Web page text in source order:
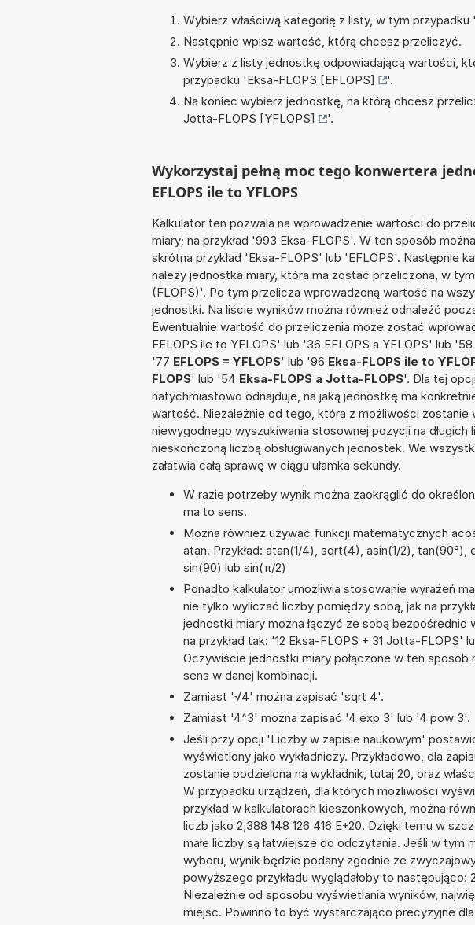
Wybierz właściwą kategorię z listy, w tym przypadku '
Następnie wpisz wartość, którą chcesz przeliczyć.
Wybierz z listy jednostkę odpowiadającą wartości,
przypadku 'Eksa-FLOPS [EFLOPS]
'.
Na koniec wybierz jednostkę, na którą chcesz
Jotta-FLOPS [YFLOPS]
'.
Wykorzystaj pełną moc tego konwertera
EFLOPS ile to YFLOPS
Kalkulator ten pozwala na wprowadzenie wartości do
miary; na przykład '993 Eksa-FLOPS'. W ten sposób
skrótna przykład 'Eksa-FLOPS' lub 'EFLOPS'. Następnie
należy jednostka miary, która ma zostać przeliczona, w
(FLOPS)'. Po tym przelicza wprowadzoną wartość na
jednostki. Na liście wyników można również odnaleźć
Ewentualnie wartość do przeliczenia może zostać
EFLOPS ile to YFLOPS' lub '36 EFLOPS a YFLOPS' lub '58
'77 EFLOPS = YFLOPS' lub '96 Eksa-FLOPS ile to
FLOPS' lub '54 Eksa-FLOPS a Jotta-FLOPS'. Dla tej
natychmiastowo odnajduje, na jaką jednostkę ma
wartość. Niezależnie od tego, która z możliwości zostanie
niewygodnego wyszukiwania stosownej pozycji na
nieskończoną liczbą obsługiwanych jednostek. We
załatwia całą sprawę w ciągu ułamka sekundy.
W razie potrzeby wynik można zaokrąglić do
ma to sens.
Można również używać funkcji matematycznych
atan. Przykład: atan(1/4), sqrt(4), asin(1/2),
sin(90) lub sin(π/2)
Ponadto kalkulator umożliwia stosowanie wyrażeń
nie tylko wyliczać liczby pomiędzy sobą, jak na
jednostki miary można łączyć ze sobą
na przykład tak: '12 Eksa-FLOPS + 31 Jotta-FLOPS'
Oczywiście jednostki miary połączone w ten sposób
sens w danej kombinacji.
Zamiast '√4' można zapisać 'sqrt 4'.
Zamiast '4^3' można zapisać '4 exp 3' lub '4 pow 3'.
Jeśli przy opcji 'Liczby w zapisie naukowym'
wyświetlony jako wykładniczy. Przykładowo, dla
zostanie podzielona na wykładnik, tutaj 20, oraz
W przypadku urządzeń, dla których możliwości
przykład w kalkulatorach kieszonkowych, można
liczb jako 2,388 148 126 416 E+20. Dzięki temu w
małe liczby są łatwiejsze do odczytania. Jeśli w tym
wyboru, wynik będzie podany zgodnie ze
powyższego przykładu wyglądałoby to następująco:
Niezależnie od sposobu wyświetlania wyników,
miejsc. Powinno to być wystarczająco precyzyjne